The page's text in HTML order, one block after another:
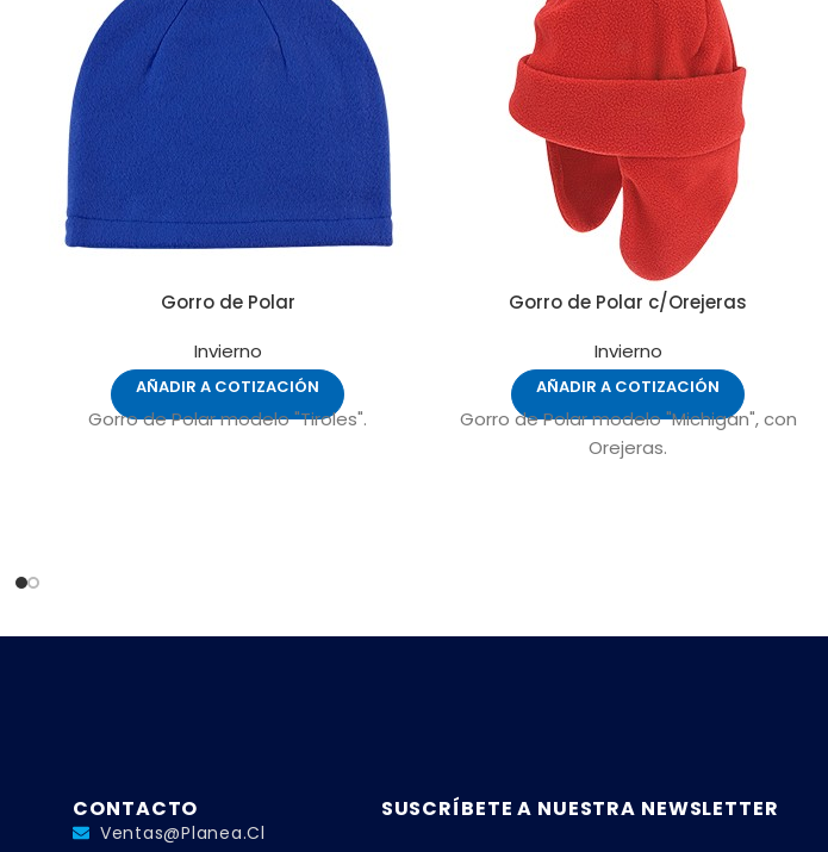
Gorro de Polar
Invierno
AÑADIR A COTIZACIÓN
Gorro de Polar modelo "Tiroles".
Gorro de Polar c/Orejeras
Invierno
AÑADIR A COTIZACIÓN
Gorro de Polar modelo "Michigan", con
Orejeras.
CONTACTO
Ventas@planea.cl
SUSCRÍBETE A NUESTRA NEWSLETTER